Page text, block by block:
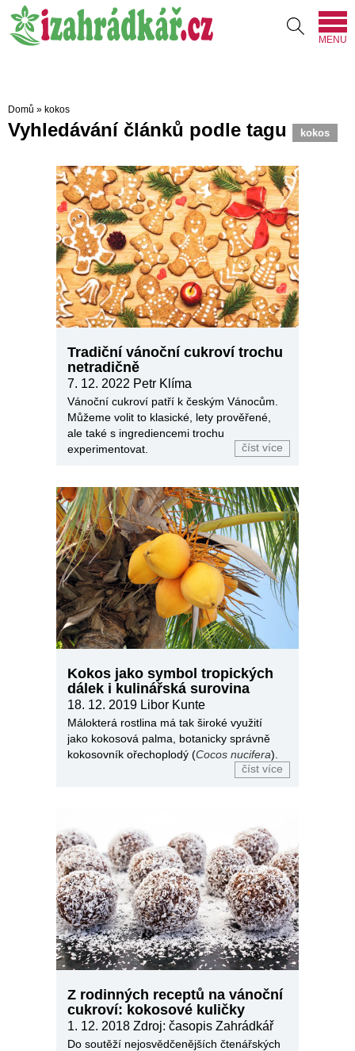
MENU
Domů » kokos
Vyhledávání článků podle tagu kokos
Tradiční vánoční cukroví trochu
netradičně
7. 12. 2022 Petr Klíma
Vánoční cukroví patří k českým Vánocům.
Můžeme volit to klasické, lety prověřené,
ale také s ingrediencemi trochu
experimentovat.
číst více
Kokos jako symbol tropických
dálek i kulinářská surovina
18. 12. 2019 Libor Kunte
Málokterá rostlina má tak široké využití
jako kokosová palma, botanicky správně
kokosovník ořechoplodý (Cocos nucifera).
číst více
Z rodinných receptů na vánoční
cukroví: kokosové kuličky
1. 12. 2018 Zdroj: časopis Zahrádkář
Do soutěží nejosvědčenějších čtenářských